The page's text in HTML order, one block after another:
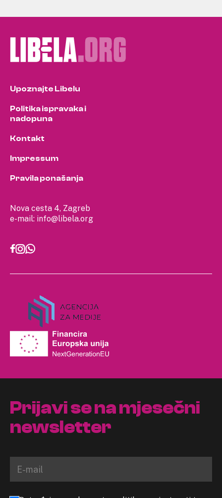
Nova cesta 4, Zagreb
e-mail: info@libela.org
Upoznajte Libelu
Politika ispravaka i
nadopuna
Kontakt
Impressum
Pravila ponašanja
Prijavi se na mjesečni
newsletter